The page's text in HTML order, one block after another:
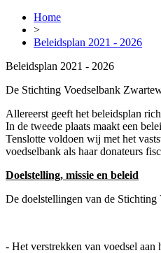
Home
>
Beleidsplan 2021 - 2026
Beleidsplan 2021 - 2026
De Stichting Voedselbank
Allereerst geeft het beleidsplan
In de tweede plaats maakt een
Tenslotte voldoen wij met het
voedselbank als haar donateurs
Doelstelling, missie en beleid
De doelstellingen van de
- Het verstrekken van voedsel aan